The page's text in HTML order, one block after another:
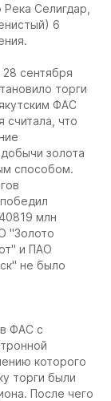
Селигдар,
6
сентября
торги
ФАС
что
золота
способом.
млн
"Золото
и ПАО
не было
ФАС с
которого
торги были
После чего